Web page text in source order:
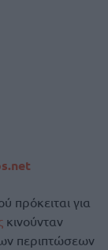
πρόκειται για
κινούνταν
περιπτώσεων